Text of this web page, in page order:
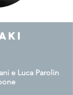
e Luca Parolin